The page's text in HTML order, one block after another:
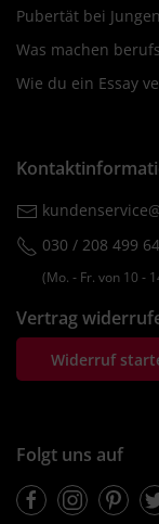
Pubertät bei
Was machen
Wie du ein Essay
030 / 208 499
(Mo. ‐ Fr. von 10 ‐
Vertrag
Widerruf
Folgt uns auf
FacebookInstagram